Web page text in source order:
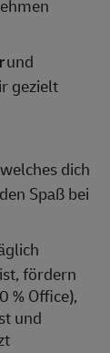
und
gezielt
dich
Spaß bei
fördern
% Office),
und